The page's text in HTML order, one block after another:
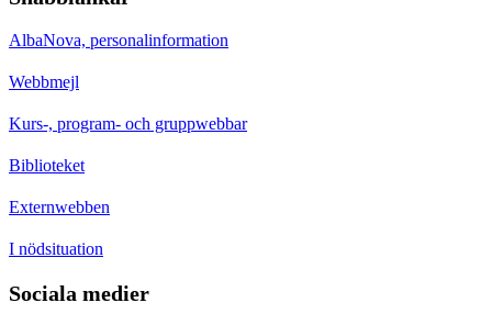
AlbaNova, personalinformation
Webbmejl
Kurs-, program- och gruppwebbar
Biblioteket
Externwebben
I nödsituation
Sociala medier